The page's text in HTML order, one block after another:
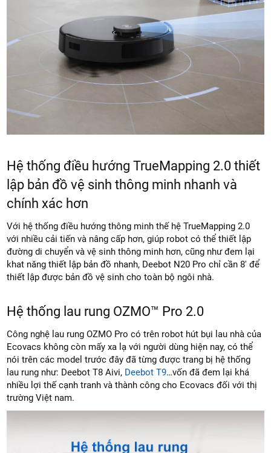
Hệ thống điều hướng TrueMapping 2.0 thiết
lập bản đồ vệ sinh thông minh nhanh và
chính xác hơn
Với hệ thống điều hướng thông minh thế hệ TrueMapping 2.0
với nhiều cải tiến và nâng cấp hơn, giúp robot có thể thiết lập
đường di chuyển và vệ sinh thông minh hơn, cũng như đem lại
khat năng thiết lập bản đồ nhanh, Deebot N20 Pro chỉ cần 8′ để
thiết lập được bản đồ vệ sinh cho toàn bộ ngôi nhà.
Hệ thống lau rung OZMO™ Pro 2.0
Công nghệ lau rung OZMO Pro có trên robot hút bụi lau nhà của
Ecovacs không còn mấy xa lạ với người dùng hiện nay, có thể
nói trên các model trước đây đã từng được trang bị hệ thống
lau rung như: Deebot T8 Aivi, Deebot T9…vốn đã đem lại khá
nhiều lợi thế cạnh tranh và thành công cho Ecovacs đối với thị
trường Việt nam.